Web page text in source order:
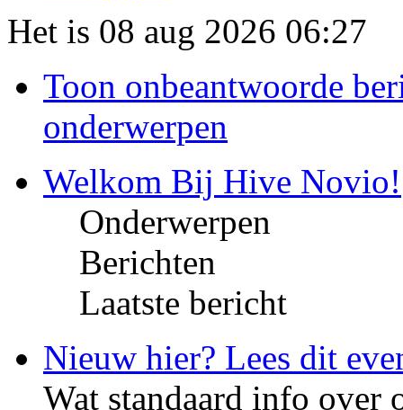
Het is 08 aug 2026 06:27
Toon onbeantwoorde
onderwerpen
Welkom Bij Hive Novio!
Onderwerpen
Berichten
Laatste bericht
Nieuw hier? Lees dit
Wat standaard info over